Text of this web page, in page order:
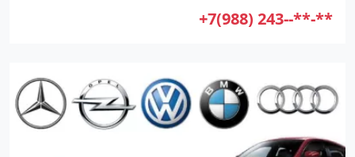
+7(988) 243--**-**